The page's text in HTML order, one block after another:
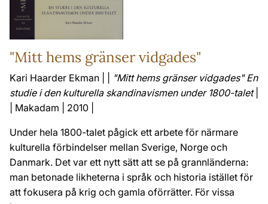
"Mitt hems gränser vidgades"
Kari Haarder Ekman | |
"Mitt hems gränser vidgades" En
studie i den kulturella skandinavismen under 1800-talet|
| Makadam | 2010 |
Under hela 1800-talet pågick ett arbete för närmare
kulturella förbindelser mellan Sverige, Norge och
Danmark. Det var ett nytt sätt att se på grannländerna:
man betonade likheterna i språk och historia istället för
att fokusera på krig och gamla oförrätter. För vissa